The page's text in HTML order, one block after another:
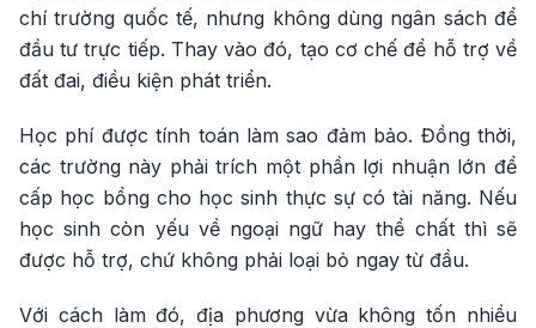
chí trường quốc tế, nhưng không dùng ngân sách để
đầu tư trực tiếp. Thay vào đó, tạo cơ chế để hỗ trợ về
đất đai, điều kiện phát triển.
Học phí được tính toán làm sao đảm bảo. Đồng thời,
các trường này phải trích một phần lợi nhuận lớn để
cấp học bổng cho học sinh thực sự có tài năng. Nếu
học sinh còn yếu về ngoại ngữ hay thể chất thì sẽ
được hỗ trợ, chứ không phải loại bỏ ngay từ đầu.
Với cách làm đó, địa phương vừa không tốn nhiều